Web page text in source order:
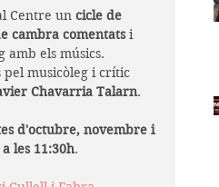
Centre un cicle de
cambra comentats i
amb els músics.
pel musicòleg i crític
Chavarria Talarn.
d'octubre, novembre i
les 11:30h.